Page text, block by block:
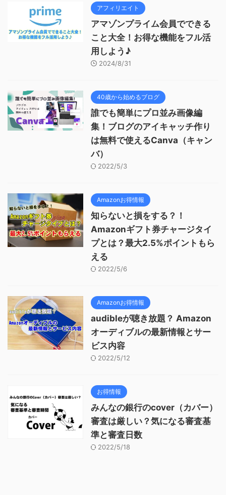
アフィリエイト
アマゾンプライム会員でできる
こと大全！お得な機能をフル活
用しよう♪
2024/8/31
40歳から始めるブログ
誰でも簡単にプロ並み画像編
集！ブログのアイキャッチ作り
は無料で使えるCanva（キャン
バ）
2022/5/3
Amazonお得情報
知らないと損をする？！
Amazonギフト券チャージタイ
プとは？最大2.5%ポイントもら
える
2022/5/6
Amazonお得情報
audibleが聴き放題？ Amazon
オーディブルの最新情報とサー
ビス内容
2022/5/12
お得情報
みんなの銀行のcover（カバー）
審査は厳しい？気になる審査基
準と審査日数
2022/5/18